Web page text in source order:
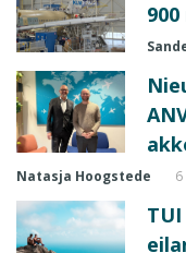
Natasja Hoogstede